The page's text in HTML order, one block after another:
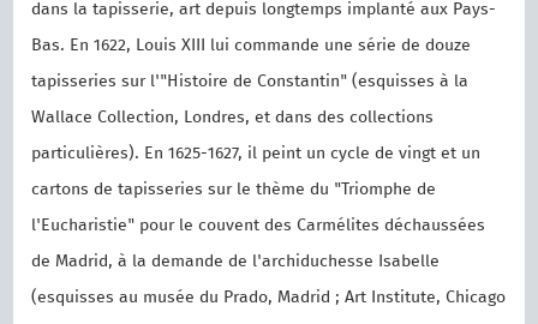
dans la tapisserie, art depuis longtemps implanté aux Pays-
Bas. En 1622, Louis XIII lui commande une série de douze
tapisseries sur l'"Histoire de Constantin" (esquisses à la
Wallace Collection, Londres, et dans des collections
particulières). En 1625-1627, il peint un cycle de vingt et un
cartons de tapisseries sur le thème du "Triomphe de
l'Eucharistie" pour le couvent des Carmélites déchaussées
de Madrid, à la demande de l'archiduchesse Isabelle
(esquisses au musée du Prado, Madrid ; Art Institute, Chicago